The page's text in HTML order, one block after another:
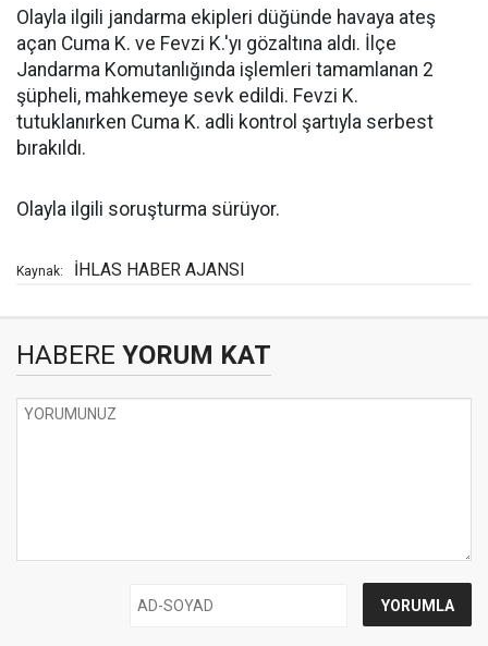
Olayla ilgili jandarma ekipleri düğünde havaya ateş
açan Cuma K. ve Fevzi K.'yı gözaltına aldı. İlçe
Jandarma Komutanlığında işlemleri tamamlanan 2
şüpheli, mahkemeye sevk edildi. Fevzi K.
tutuklanırken Cuma K. adli kontrol şartıyla serbest
bırakıldı.
Olayla ilgili soruşturma sürüyor.
Kaynak: İHLAS HABER AJANSI
HABERE YORUM KAT